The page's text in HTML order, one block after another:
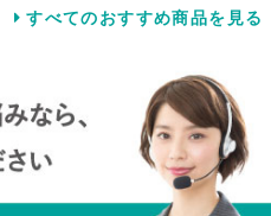
すべてのおすすめ商品を見る